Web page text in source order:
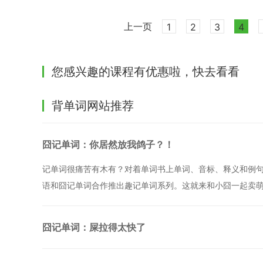
上一页 1 2 3 4
您感兴趣的课程有优惠啦，快去看看
背单词网站推荐
囧记单词：你居然放我鸽子？！
记单词很痛苦有木有？对着单词书上单词、音标、释义和例
语和囧记单词合作推出趣记单词系列。这就来和小囧一起卖
囧记单词：屎拉得太快了